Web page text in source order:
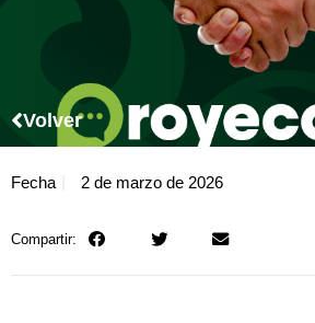
Volver
Fecha 2 de marzo de 2026
Compartir: